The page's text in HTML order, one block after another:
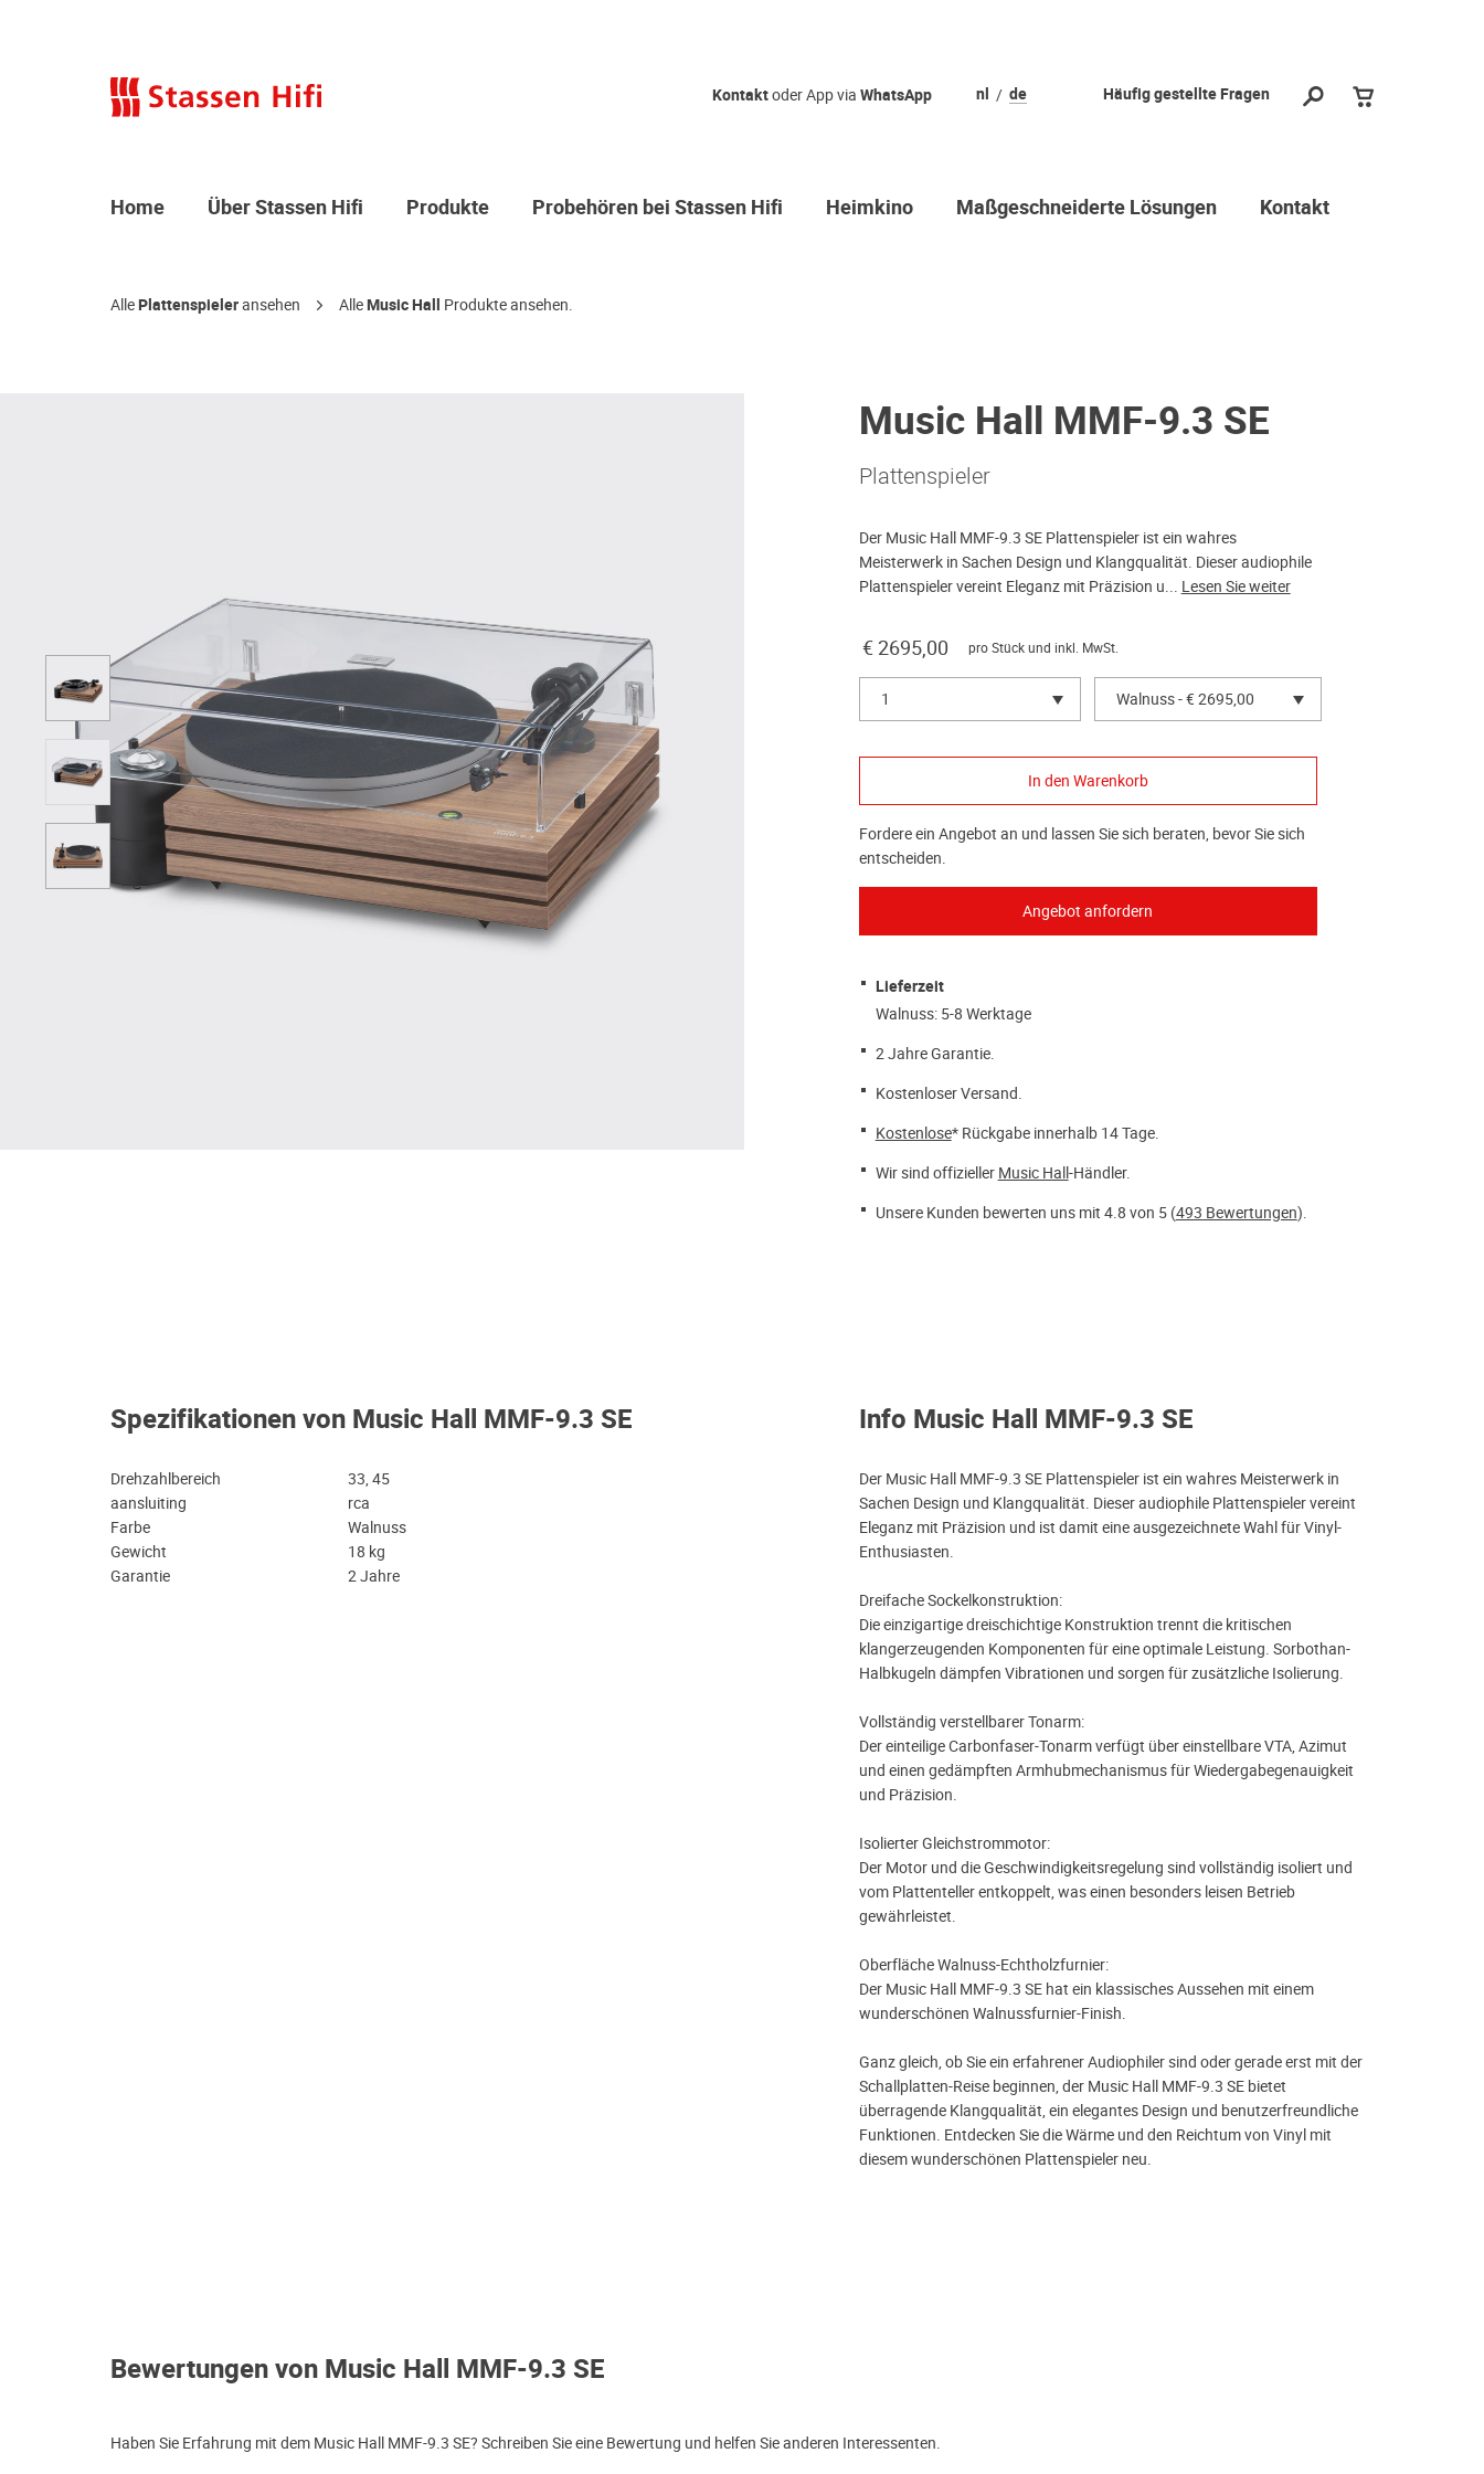
Häufig gestellte Fragen
nl de
Kontaktoder App via WhatsApp
Home Über Stassen Hifi Produkte Probehören bei Stassen Hifi Heimkino Maßgeschneiderte Lösungen Kontakt
AllePlattenspieleransehen AlleMusic Hall Produkte ansehen.
Music Hall MMF-9.3 SE
Plattenspieler
Der Music Hall MMF-9.3 SE Plattenspieler ist ein wahres
Meisterwerk in Sachen Design und Klangqualität. Dieser audiophile
Plattenspieler vereint Eleganz mit Präzision u... Lesen Sie weiter
€ 2695,00 pro Stück und inkl. MwSt.
1 Walnuss - € 2695,00
Fordere ein Angebot an und lassen Sie sich beraten, bevor Sie sich
entscheiden.
Lieferzeit
Walnuss: 5-8 Werktage
2 Jahre Garantie.
Kostenloser Versand.
Kostenlose* Rückgabe innerhalb 14 Tage.
Wir sind offizieller Music Hall-Händler.
Unsere Kunden bewerten uns mit 4.8 von 5 (493 Bewertungen).
Spezifikationen von Music Hall MMF-9.3 SE
Drehzahlbereich
33, 45
aansluiting
rca
Farbe
Walnuss
Gewicht
18 kg
Garantie
2 Jahre
Info Music Hall MMF-9.3 SE
Der Music Hall MMF-9.3 SE Plattenspieler ist ein wahres Meisterwerk in
Sachen Design und Klangqualität. Dieser audiophile Plattenspieler vereint
Eleganz mit Präzision und ist damit eine ausgezeichnete Wahl für Vinyl-
Enthusiasten.
Dreifache Sockelkonstruktion:
Die einzigartige dreischichtige Konstruktion trennt die kritischen
klangerzeugenden Komponenten für eine optimale Leistung. Sorbothan-
Halbkugeln dämpfen Vibrationen und sorgen für zusätzliche Isolierung.
Vollständig verstellbarer Tonarm:
Der einteilige Carbonfaser-Tonarm verfügt über einstellbare VTA, Azimut
und einen gedämpften Armhubmechanismus für Wiedergabegenauigkeit
und Präzision.
Isolierter Gleichstrommotor:
Der Motor und die Geschwindigkeitsregelung sind vollständig isoliert und
vom Plattenteller entkoppelt, was einen besonders leisen Betrieb
gewährleistet.
Oberfläche Walnuss-Echtholzfurnier:
Der Music Hall MMF-9.3 SE hat ein klassisches Aussehen mit einem
wunderschönen Walnussfurnier-Finish.
Ganz gleich, ob Sie ein erfahrener Audiophiler sind oder gerade erst mit der
Schallplatten-Reise beginnen, der Music Hall MMF-9.3 SE bietet
überragende Klangqualität, ein elegantes Design und benutzerfreundliche
Funktionen. Entdecken Sie die Wärme und den Reichtum von Vinyl mit
diesem wunderschönen Plattenspieler neu.
Bewertungen von Music Hall MMF-9.3 SE
Haben Sie Erfahrung mit dem Music Hall MMF-9.3 SE? Schreiben Sie eine Bewertung und helfen Sie anderen Interessenten.